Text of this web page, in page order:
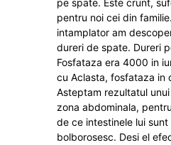
pe spate. Este crunt,
pentru noi cei din
intamplator am
dureri de spate. Dureri
Fosfataza era 4000 in
cu Aclasta, fosfataza in
Asteptam rezultatul
zona abdominala,
de ce intestinele lui
bolborosesc. Desi el